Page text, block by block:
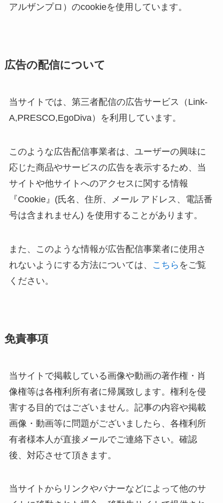
アルザンプロ）のcookieを使用しています。
広告の配信について
当サイトでは、第三者配信の広告サービス（Link-
A,PRESCO,EgoDiva ）を利用しています。
このような広告配信事業者は、ユーザーの興味に
応じた商品やサービスの広告を表示するため、当
サイトや他サイトへのアクセスに関する情報
『Cookie』(氏名、住所、メール アドレス、電話番
号は含まれません) を使用することがあります。
また、このような情報が広告配信事業者に使用さ
れないようにする方法については、
こちら をご覧
ください。
免責事項
当サイトで掲載している画像や動画の著作権・肖
像権等は各権利所有者に帰属致します。権利を侵
害する目的ではございません。記事の内容や掲載
画像・動画等に問題がございましたら、各権利所
有者様本人が直接メールでご連絡下さい。確認
後、対応させて頂きます。
当サイトからリンクやバナーなどによって他のサ